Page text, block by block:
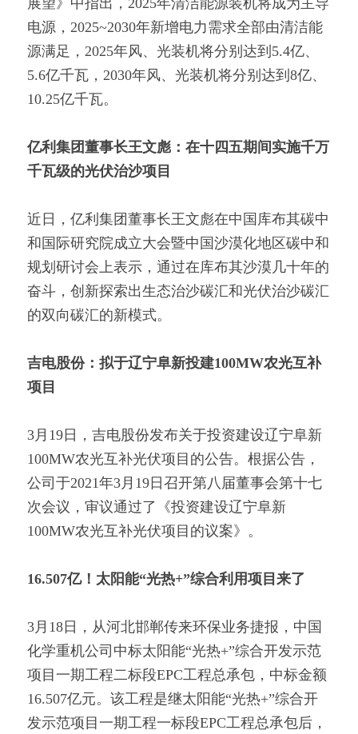
展望》中指出，2025年清洁能源装机将成为主导
电源，2025~2030年新增电力需求全部由清洁能
源满足，2025年风、光装机将分别达到5.4亿、
5.6亿千瓦，2030年风、光装机将分别达到8亿、
10.25亿千瓦。
亿利集团董事长王文彪：在十四五期间实施千万
千瓦级的光伏治沙项目
近日，亿利集团董事长王文彪在中国库布其碳中
和国际研究院成立大会暨中国沙漠化地区碳中和
规划研讨会上表示，通过在库布其沙漠几十年的
奋斗，创新探索出生态治沙碳汇和光伏治沙碳汇
的双向碳汇的新模式。
吉电股份：拟于辽宁阜新投建100MW农光互补
项目
3月19日，吉电股份发布关于投资建设辽宁阜新
100MW农光互补光伏项目的公告。根据公告，
公司于2021年3月19日召开第八届董事会第十七
次会议，审议通过了《投资建设辽宁阜新
100MW农光互补光伏项目的议案》。
16.507亿！太阳能“光热+”综合利用项目来了
3月18日，从河北邯郸传来环保业务捷报，中国
化学重机公司中标太阳能“光热+”综合开发示范
项目一期工程二标段EPC工程总承包，中标金额
16.507亿元。该工程是继太阳能“光热+”综合开
发示范项目一期工程一标段EPC工程总承包后，